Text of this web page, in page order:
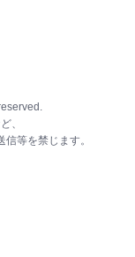
、
等を禁じます。